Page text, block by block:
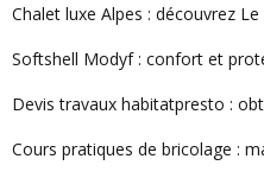
Chalet luxe Alpes : découvrez
Softshell Modyf : confort et
Devis travaux habitatpresto :
Cours pratiques de bricolage :